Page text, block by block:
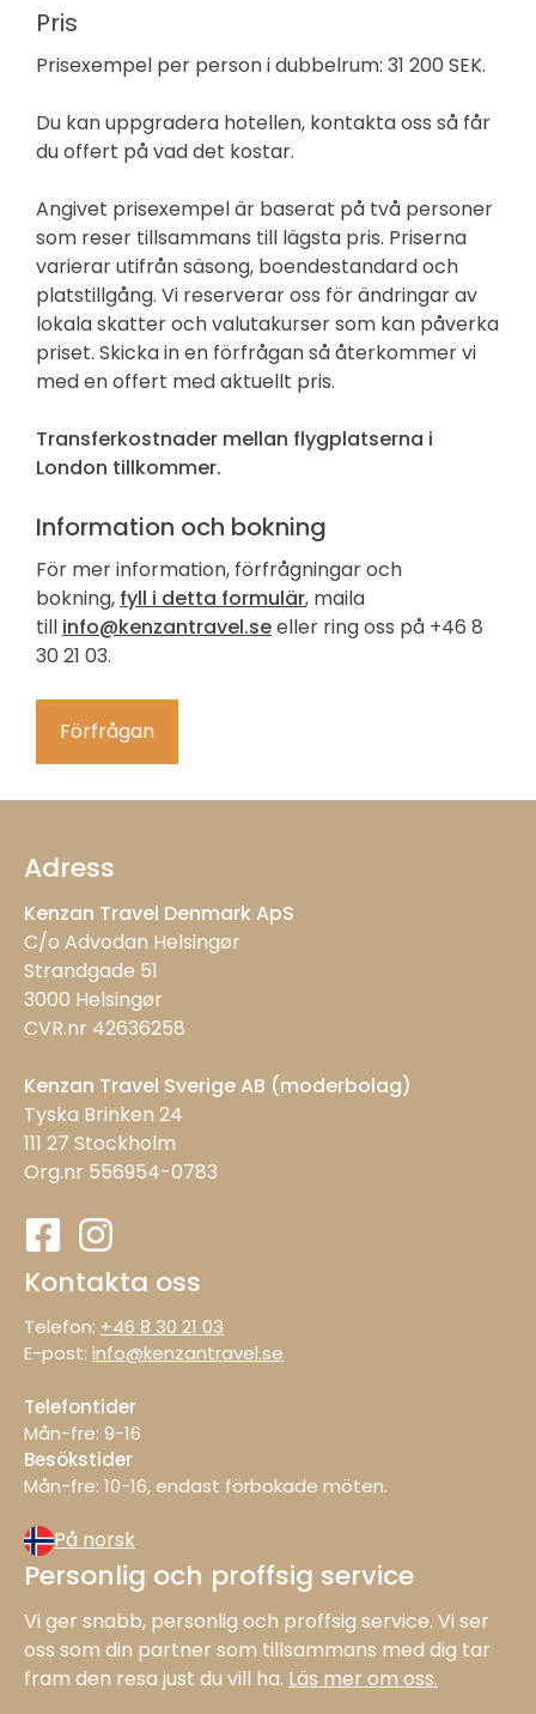
Pris
Prisexempel per person i dubbelrum: 31 200 SEK.
Du kan uppgradera hotellen, kontakta oss så får
du offert på vad det kostar.
Angivet prisexempel är baserat på två personer
som reser tillsammans till lägsta pris. Priserna
varierar utifrån säsong, boendestandard och
platstillgång. Vi reserverar oss för ändringar av
lokala skatter och valutakurser som kan påverka
priset. Skicka in en förfrågan så återkommer vi
med en offert med aktuellt pris.
Transferkostnader mellan flygplatserna i
London tillkommer.
Information och bokning
För mer information, förfrågningar och
bokning, fyll i detta formulär, maila
till info@kenzantravel.seeller ring oss på +46 8
30 21 03.
Förfrågan
Adress
Kenzan Travel Denmark ApS
C/o Advodan Helsingør
Strandgade 51
3000 Helsingør
CVR.nr 42636258
Kenzan Travel Sverige AB (moderbolag)
Tyska Brinken 24
111 27 Stockholm
Org.nr 556954-0783
Kontakta oss
Telefon: +46 8 30 21 03
E-post: info@kenzantravel.se
Telefontider
Mån-fre: 9−16
Besökstider
Mån−fre: 10−16, endast förbokade möten.
På norsk
Personlig och proffsig service
Vi ger snabb, personlig och proffsig service. Vi ser
oss som din partner som tillsammans med dig tar
fram den resa just du vill ha. Läs mer om oss.